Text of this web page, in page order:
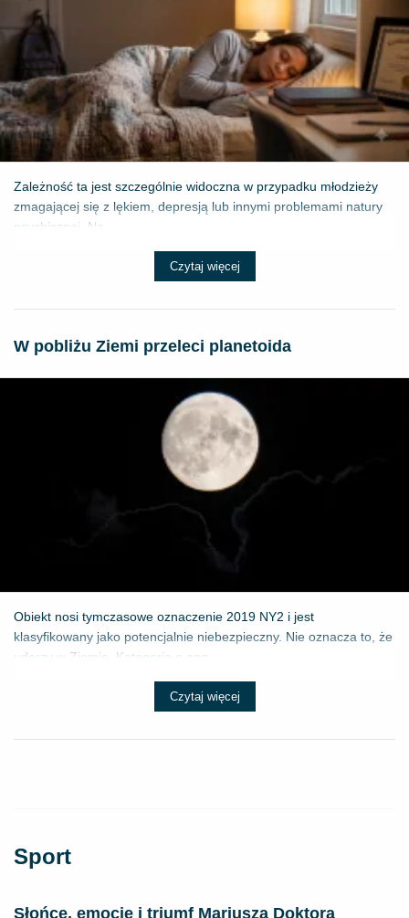
Zależność ta jest szczególnie widoczna w przypadku młodzieży
zmagającej się z lękiem, depresją lub innymi problemami natury
psychicznej. Na...
Czytaj więcej
W pobliżu Ziemi przeleci planetoida
Obiekt nosi tymczasowe oznaczenie 2019 NY2 i jest
klasyfikowany jako potencjalnie niebezpieczny. Nie oznacza to, że
uderzy w Ziemię. Kategoria o ang...
Czytaj więcej
Sport
Słońce, emocje i triumf Mariusza Doktora